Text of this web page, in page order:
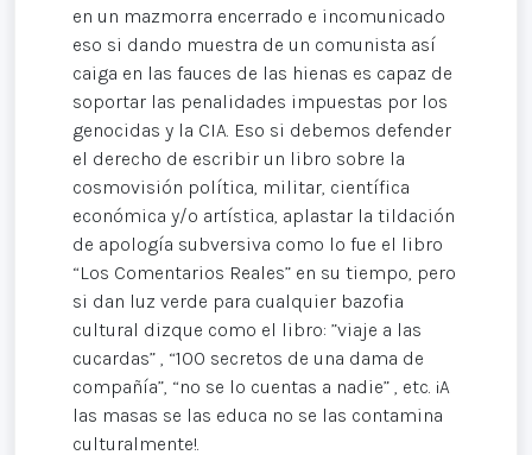
en un mazmorra encerrado e incomunicado
eso si dando muestra de un comunista así
caiga en las fauces de las hienas es capaz de
soportar las penalidades impuestas por los
genocidas y la CIA. Eso si debemos defender
el derecho de escribir un libro sobre la
cosmovisión política, militar, científica
económica y/o artística, aplastar la tildación
de apología subversiva como lo fue el libro
“Los Comentarios Reales” en su tiempo, pero
si dan luz verde para cualquier bazofia
cultural dizque como el libro: ”viaje a las
cucardas” , “100 secretos de una dama de
compañía”, “no se lo cuentas a nadie” , etc. ¡A
las masas se las educa no se las contamina
culturalmente!.